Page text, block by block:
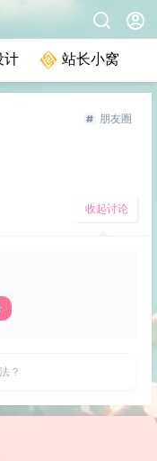
计 站长小窝
朋友圈
收起讨论
？